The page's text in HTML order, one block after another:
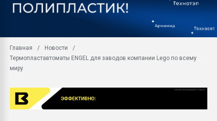
заводу пластмасс"
первый план в
Главная
Новости
Термопластавтоматы ENGEL для заводов компании Lego по всему
миру